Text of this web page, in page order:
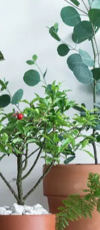
手指指南、小菜小卡喔！）